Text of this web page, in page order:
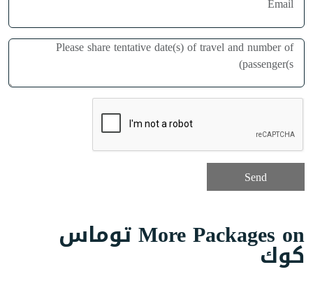
More Packages on توماس
كوك